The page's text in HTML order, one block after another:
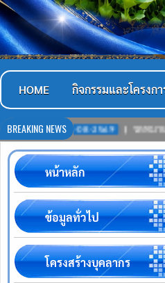
HOME กิจกรรมและโครงก
BREAKING NEWS
08-2569 จดหมายข่าวประชาสัม
หน้าหลัก
ข้อมูลทั่วไป
โครงสร้างบุคลากร